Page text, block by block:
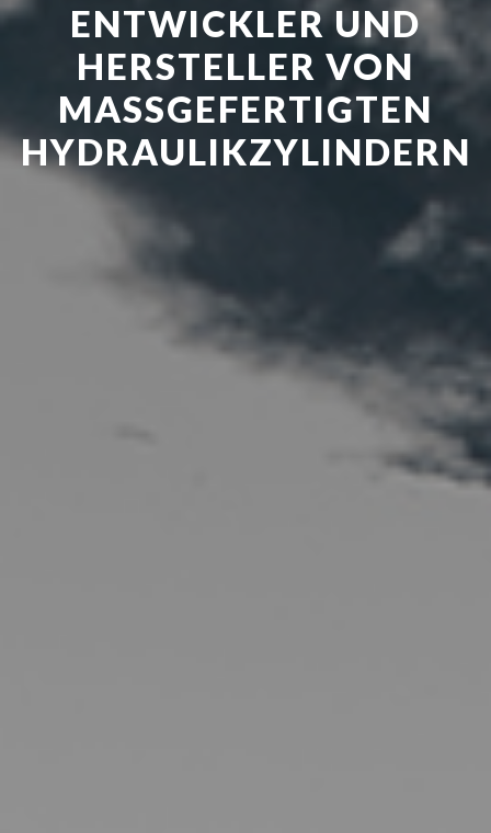
ENTWICKLER UND
HERSTELLER VON
MASSGEFERTIGTEN
HYDRAULIKZYLINDERN